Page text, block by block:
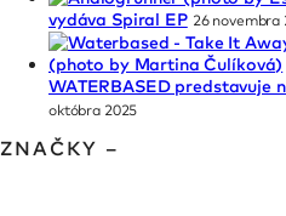
vydáva Spiral EP 26 novembra
WATERBASED predstavuje
októbra 2025
ZNAČKY –